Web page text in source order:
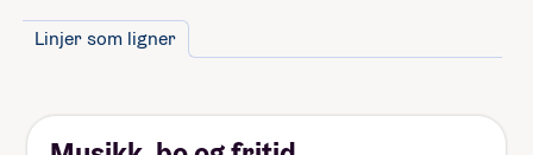
Linjer som ligner